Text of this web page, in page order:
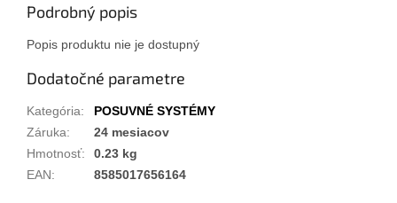
Podrobný popis
Popis produktu nie je dostupný
Dodatočné parametre
Kategória:
POSUVNÉ SYSTÉMY
Záruka:
24 mesiacov
Hmotnosť:
0.23 kg
EAN: 8585017656164